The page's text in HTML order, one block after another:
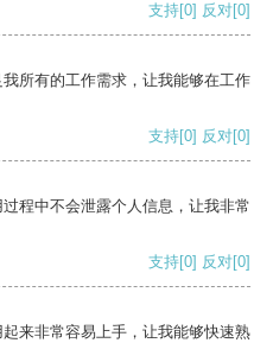
支持[0] 反对[0]
所有的工作需求，让我能够在工作
支持[0] 反对[0]
程中不会泄露个人信息，让我非常
支持[0] 反对[0]
来非常容易上手，让我能够快速熟